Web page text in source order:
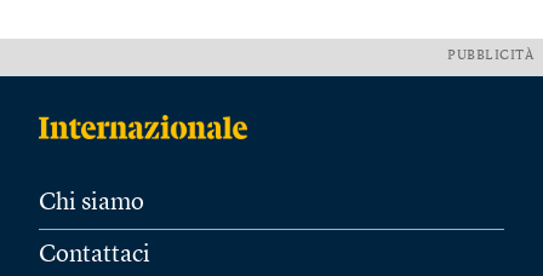
PUBBLICITÀ
Chi siamo
Contattaci